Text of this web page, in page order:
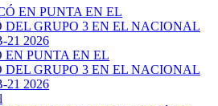
EN PUNTA EN EL
DEL GRUPO 3 EN EL NACIONAL
21 2026